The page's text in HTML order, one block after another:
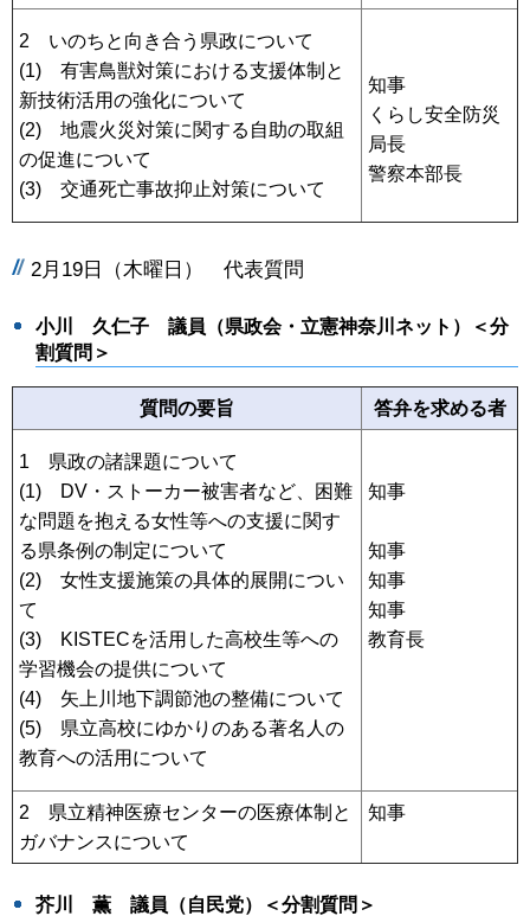
2 いのちと向き合う県政について
(1) 有害鳥獣対策における支援体制と
新技術活用の強化について
(2) 地震火災対策に関する自助の取組
の促進について
(3) 交通死亡事故抑止対策について
知事
くらし安全防災
局長
警察本部長
2月19日（木曜日） 代表質問
小川 久仁子 議員（県政会・立憲神奈川ネット）＜分
割質問＞
質問の要旨 答弁を求める者
1 県政の諸課題について
(1) DV・ストーカー被害者など、困難
な問題を抱える女性等への支援に関す
る県条例の制定について
(2) 女性支援施策の具体的展開につい
て
(3) KISTECを活用した高校生等への
学習機会の提供について
(4) 矢上川地下調節池の整備について
(5) 県立高校にゆかりのある著名人の
教育への活用について
知事
知事
知事
知事
教育長
2 県立精神医療センターの医療体制と
ガバナンスについて
知事
芥川 薫 議員（自民党）＜分割質問＞